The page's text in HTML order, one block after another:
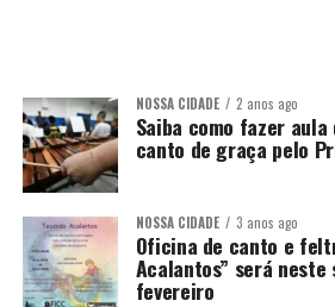
NOSSA CIDADE 2 anos ago
Saiba como fazer aula
canto de graça pelo
NOSSA CIDADE 3 anos ago
Oficina de canto e
Acalantos” será neste
fevereiro